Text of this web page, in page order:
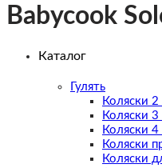
Каталог
Гулять
Коляски 2
Коляски 3
Коляски 4
Коляски
Коляски
Babycook